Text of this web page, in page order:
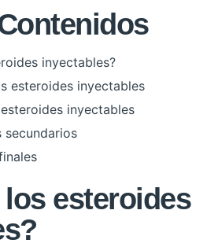
inyectables?
esteroides inyectables
inyectables
secundarios
esteroides